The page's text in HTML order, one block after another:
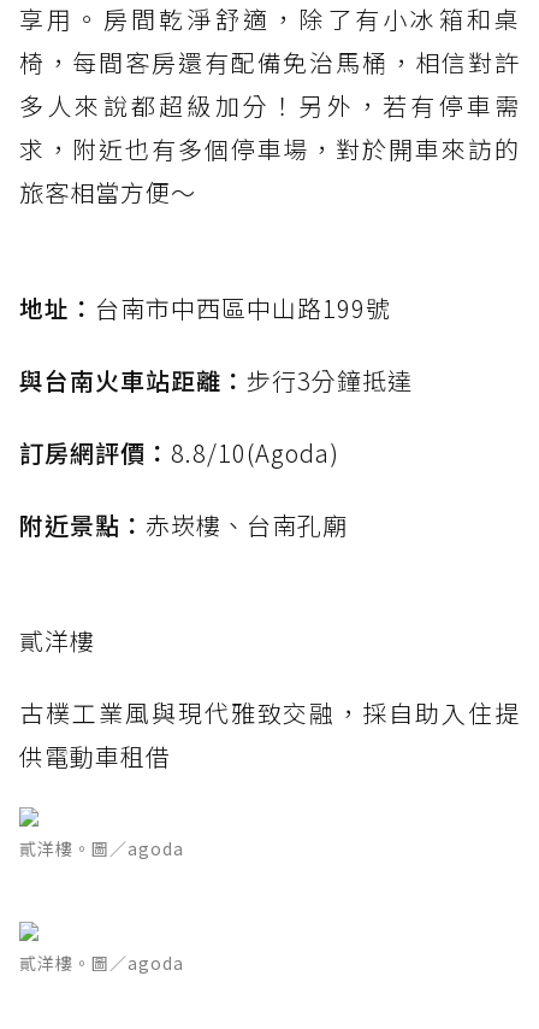
享用。房間乾淨舒適，除了有小冰箱和桌
椅，每間客房還有配備免治馬桶，相信對許
多人來說都超級加分！另外，若有停車需
求，附近也有多個停車場，對於開車來訪的
旅客相當方便～
地址： 台南市中西區中山路199號
與台南火車站距離： 步行3分鐘抵達
訂房網評價： 8.8/10(Agoda)
附近景點： 赤崁樓、台南孔廟
貳洋樓
古樸工業風與現代雅致交融，採自助入住提
供電動車租借
貳洋樓。圖／agoda
貳洋樓。圖／agoda